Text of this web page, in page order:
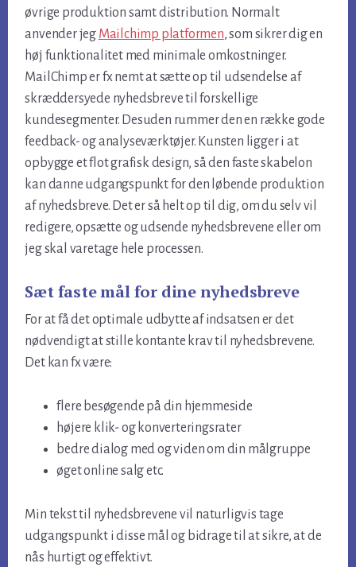
øvrige produktion samt distribution. Normalt
anvender jeg Mailchimp platformen, som sikrer dig en
høj funktionalitet med minimale omkostninger.
MailChimp er fx nemt at sætte op til udsendelse af
skræddersyede nyhedsbreve til forskellige
kundesegmenter. Desuden rummer den en række gode
feedback- og analyseværktøjer. Kunsten ligger i at
opbygge et flot grafisk design, så den faste skabelon
kan danne udgangspunkt for den løbende produktion
af nyhedsbreve. Det er så helt op til dig, om du selv vil
redigere, opsætte og udsende nyhedsbrevene eller om
jeg skal varetage hele processen.
Sæt faste mål for dine nyhedsbreve
For at få det optimale udbytte af indsatsen er det
nødvendigt at stille kontante krav til nyhedsbrevene.
Det kan fx være:
flere besøgende på din hjemmeside
højere klik- og konverteringsrater
bedre dialog med og viden om din målgruppe
øget online salg etc.
Min tekst til nyhedsbrevene vil naturligvis tage
udgangspunkt i disse mål og bidrage til at sikre, at de
nås hurtigt og effektivt.